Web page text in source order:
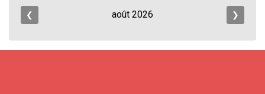
❮ août 2026 ❯